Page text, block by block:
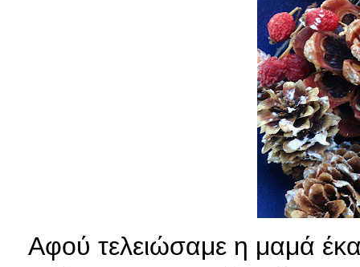
Αφού τελειώσαμε η μαμά